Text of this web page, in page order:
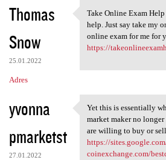
Thomas
Snow
25.01.2022
Adres
Take Online Exam
Take Online Exam
help. Just say take my
online exam for me for
https://
yvonna
pmarketst
27.01.2022
Yet this is
Yet this is essentially
market maker no
are willing to buy or
https://
coinexchange.com/